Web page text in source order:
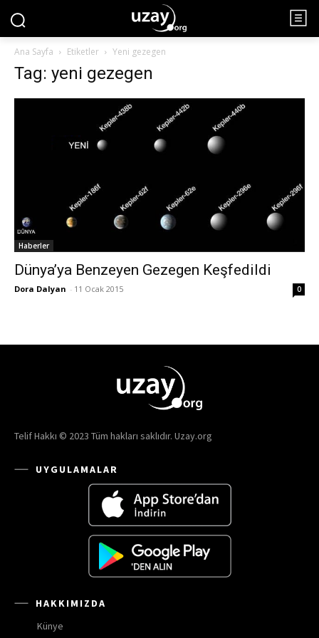
Ana Sayfa Etiketler Yeni gezegen
Tag: yeni gezegen
Haberler
Dünya’ya Benzeyen Gezegen Keşfedildi
Dora Dalyan - 11 Ocak 2015 0
Telif Hakkı © 2023 Tüm hakları saklıdır. Uzay.org
UYGULAMALAR
HAKKIMIZDA
Künye